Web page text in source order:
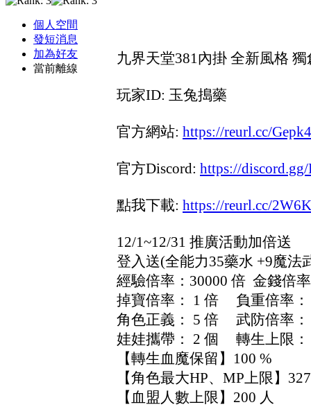
個人空間
發短消息
加為好友
當前離線
九界天堂381內掛 全新風格
玩家ID: 玉兔搗藥
官方網站: https://reurl.cc/
官方Discord: https://
點我下載: https://reurl.cc/
12/1~12/31 推廣活動加倍送
登入送(全能力35藥水 +9魔法
經驗倍率：30000 倍 金錢倍
掉寶倍率： 1 倍 負重倍率：
角色正義： 5 倍 武防倍率：
娃娃攜帶： 2 個 轉生上限：
【轉生血魔保留】100 %
【角色最大HP、MP上限】
【血盟人數上限】200 人